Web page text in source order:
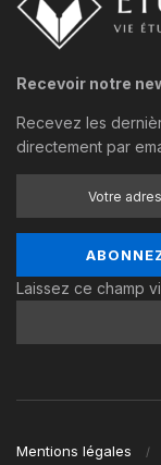
Recevoir notre
Recevez les
directement par
Laissez ce champ
Mentions légales